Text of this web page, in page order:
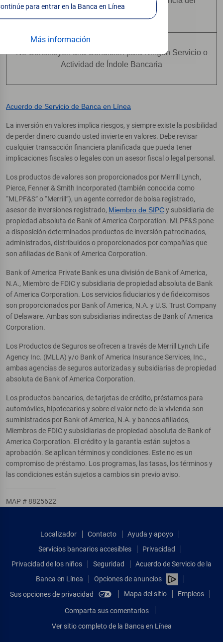
Continúe para entrar en la Banca en Línea
Más información
No Constituyen una Condición para Ningún Servicio o
Actividad de Índole Bancaria
Acuerdo de Servicio de Banca en Línea
La inversión en valores implica riesgos, y siempre existe la posibilidad
de perder dinero cuando usted invierte en valores. Debe revisar
cualquier transacción financiera planificada que pueda tener
implicaciones fiscales o legales con un asesor fiscal o legal personal.
Los productos de valores son proporcionados por Merrill Lynch,
Pierce, Fenner & Smith Incorporated (también conocida como
“MLPF&S” o “Merrill”), un agente corredor de bolsa registrado,
asesor de inversiones registrado, Miembro de SIPCy subsidiaria de
propiedad absoluta de Bank of America Corporation. MLPF&S pone
a disposición determinados productos de inversión patrocinados,
administrados, distribuidos o proporcionados por compañías que
son afiliadas de Bank of America Corporation.
Bank of America Private Bank es una división de Bank of America,
N.A., Miembro de FDIC y subsidiaria de propiedad absoluta de Bank
of America Corporation. Los servicios fiduciarios y de fideicomisos
son proporcionados por Bank of America, N.A. y U.S. Trust Company
of Delaware. Ambas son subsidiarias indirectas de Bank of America
Corporation.
Los Productos de Seguros se ofrecen a través de Merrill Lynch Life
Agency Inc. (MLLA) y/o Bank of America Insurance Services, Inc.,
ambas agencias de seguros autorizadas y subsidiarias de propiedad
absoluta de Bank of America Corporation.
Los productos bancarios, de tarjetas de crédito, préstamos para
automóviles, hipotecarios y sobre el valor neto de la vivienda son
suministrados por Bank of America, N.A. y bancos afiliados,
Miembros de FDIC y subsidiarias de propiedad absoluta de Bank of
America Corporation. El crédito y la garantía están sujetos a
aprobación. Se aplican términos y condiciones. Este no es un
compromiso de préstamo. Los programas, las tasas, los términos y
las condiciones están sujetos a cambios sin previo aviso.
MAP # 8825622
Localizador Contacto
Ayuda y apoyo
Servicios bancarios accesibles
Privacidad
Privacidad de los niños
Seguridad
Acuerdo de Servicio de la
Banca en Línea
Opciones de anuncios
Sus opciones de privacidad
Mapa del sitio Empleos
Comparta sus comentarios
Ver sitio completo de la Banca en Línea